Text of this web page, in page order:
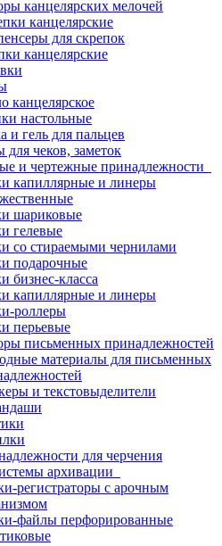
канцелярских мелочей
канцелярские
для скрепок
канцелярские
канцелярское
настольные
и гель для пальцев
для чеков, заметок
и чертежные принадлежности
капиллярные и линеры
шариковые
гелевые
со стираемыми чернилами
подарочные
бизнес-класса
капиллярные и линеры
роллеры
перьевые
письменных принадлежностей
материалы для письменных
и текстовыделители
для черчения
архивации
регистраторы с арочным
файлы перфорированные